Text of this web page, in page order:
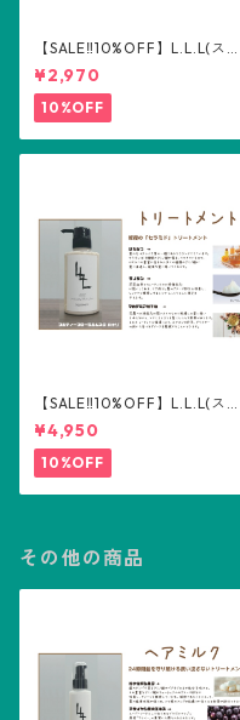
【SALE‼️10%OFF】L.L.L(スリ
ーエル) ヘアミルク100ml
¥2,970
10%OFF
【SALE‼️10%OFF】L.L.L(スリ
ーエル) トリートメント300m
l
¥4,950
10%OFF
その他の商品